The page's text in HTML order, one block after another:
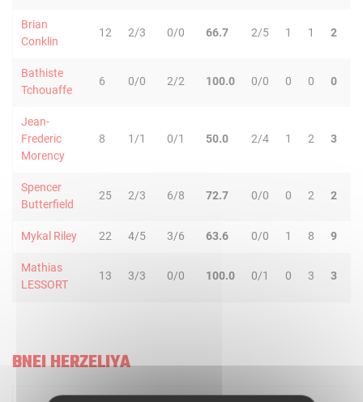
Brian
Conklin
12 2/3 0/0 66.7 2/5 1 1 2
Bathiste
Tchouaffe
6 0/0 2/2 100.0 0/0 0 0 0
Jean-
Frederic
Morency
8 1/1 0/1 50.0 2/4 1 2 3
Spencer
Butterfield
25 2/3 6/8 72.7 0/0 0 2 2
Mykal Riley 22 4/5 3/6 63.6 0/0 1 8 9
Mathias
LESSORT
13 3/3 0/0 100.0 0/1 0 3 3
BNEI HERZELIYA